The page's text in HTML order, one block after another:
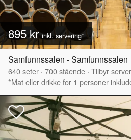
895 krinkl. servering*
Samfunnssalen - Samfunnssalen
640seter · 700stående · Tilbyr
*Mat eller drikke for 1 personer